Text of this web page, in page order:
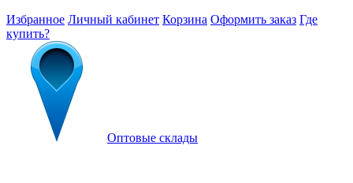
Избранное Личный кабинет Корзина Оформить заказ Где
купить?
Оптовые склады